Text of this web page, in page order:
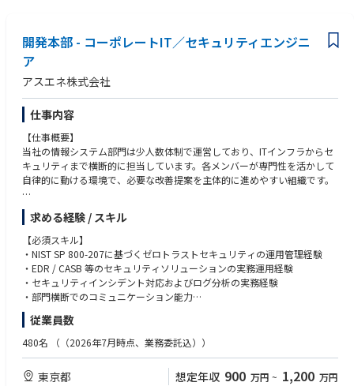
な技術スタックを採用し、全てのプロジェクトを自社内製で進めていま
す。
金融IT未経験者も多く、既存の枠組みにとらわれない柔軟な発想で、ミッ
ションくりてぃっかるかつ、使い勝手の良いシステムを構築しています。
＜事業領域＞
▼保険領域：『Inspire』など
https://note.com/k_kawabata/n/ne8bbeb2baa6a
▼証券領域：『BaaS』『DWM』など
https://smartplus-sec.com/product/baas
▼クレジット領域：『Crest』など
https://finatext.com/domain/credit
＜導入企業＞
▼保険・銀行領域
- [あいおいニッセイ同和損害保険株式会社](https://finatext.com/news/20
210119/)
- [株式会社エポス少額短期保険](https://finatext.com/news/20210513/)
- [ニッセイプラス少額短期保険株式会社](https://finatext.com/news/2022
0405/)
- [エムエスティ保険サービス株式会社](https://finatext.com/news/20211
- [三井住友海上火災保険株式会社](https://finatext.com/news/20221028/)
- [株式会社三菱UFJ銀行](https://finatext.com/news/20221101/)
- [共栄火災海上保険株式会社](https://finatext.com/news/20230201/)
【求める人物像・ソフトスキル】
・税務知識の習得に意欲があり、既成概念にとらわれない柔軟な視野を持
・業務遂行に責任感を持ちイニチアチブを取れる方
・リスクを取って経験のないことに挑戦しようとする姿勢（能動的にアク
ションを取ることができる）のある方
・周囲のメンバーを上手に巻き込み、内外関係者と良好な関係を構築しな
がら協働する力(チームワーカーであること)のある方
・仕事に情熱を持ち自ら成長したいと考えている方
・社内外関係者と積極的にコミュニケーションができ、フットワークが軽
い方
開発本部 - コーポレートIT／セキュリティエンジニ
ア
アスエネ株式会社
仕事内容
【仕事概要】
当社の情報システム部門は少人数体制で運営しており、ITインフラからセ
キュリティまで横断的に担当しています。各メンバーが専門性を活かして
自律的に動ける環境で、必要な改善提案を主体的に進めやすい組織です。
本ポジションでは、ゼロトラストセキュリティモデルに準じ、全社のセキ
ュリティレベルを継続的に高める役割を担っていただきます。
現行のセキュリティ基盤の管理・運用を中核に、将来的なセキュリティイ
ベントの可視化・相関分析を見据えたログ戦略を設計し、監視体制の高度
化を中長期的にリードしていただくことを期待しています。
また、ISMSやSOC2などの社内セキュリティ基準と整合した形で、成長す
【具体的な業務内容】
ゼロトラストセキュリティモデルを前提とし、ID・デバイス・アプリおよ
びログ情報を判断材料としたアクセス制御・監視の運用モデルのもと、以
下の業務を担当いただきます。
求める経験 / スキル
【必須スキル】
・NIST SP 800-207に基づくゼロトラストセキュリティの運用管理経験
・EDR / CASB 等のセキュリティソリューションの実務運用経験
・セキュリティインシデント対応およびログ分析の実務経験
・部門横断でのコミュニケーション能力
【歓迎スキル】
・IDaaS を前提としたアクセス制御設計・運用経験
・ISMS（ISO/IEC 27001）や SOC2 等のセキュリティフレームワーク・認
証対応の経験
従業員数
480名 （（2026年7月時点、業務委託込））
東京都 想定年収 900 万円 ~ 1,200 万円